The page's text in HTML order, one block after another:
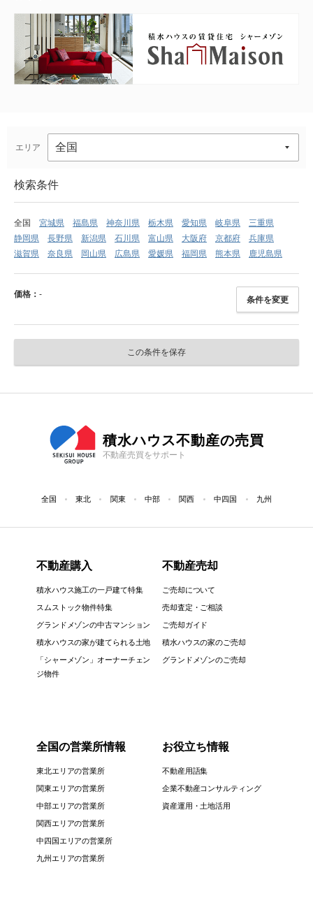
エリア
検索条件
全国 宮城県 福島県 神奈川県 栃木県 愛知県 岐阜県
三重県
静岡県
長野県 新潟県 石川県 富山県 大阪府 京都府
兵庫県
滋賀県
奈良県 岡山県 広島県 愛媛県 福岡県 熊本県 鹿児島県
価格： -
条件を変更
この条件を保存
積水ハウス不動産の売買
不動産売買をサポート
全国 東北 関東 中部 関西 中四国 九州
不動産購入
積水ハウス施工の一戸建て特集
スムストック物件特集
グランドメゾンの中古マンション
積水ハウスの家が建てられる土地
「シャーメゾン」オーナーチェン
ジ物件
不動産売却
ご売却について
売却査定・ご相談
ご売却ガイド
積水ハウスの家のご売却
グランドメゾンのご売却
全国の営業所情報
東北エリアの営業所
関東エリアの営業所
中部エリアの営業所
関西エリアの営業所
中四国エリアの営業所
九州エリアの営業所
お役立ち情報
不動産用語集
企業不動産コンサルティング
資産運用・土地活用